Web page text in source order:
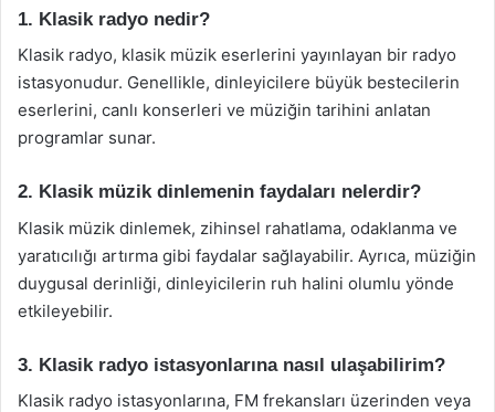
1. Klasik radyo nedir?
Klasik radyo, klasik müzik eserlerini yayınlayan bir radyo
istasyonudur. Genellikle, dinleyicilere büyük bestecilerin
eserlerini, canlı konserleri ve müziğin tarihini anlatan
programlar sunar.
2. Klasik müzik dinlemenin faydaları nelerdir?
Klasik müzik dinlemek, zihinsel rahatlama, odaklanma ve
yaratıcılığı artırma gibi faydalar sağlayabilir. Ayrıca, müziğin
duygusal derinliği, dinleyicilerin ruh halini olumlu yönde
etkileyebilir.
3. Klasik radyo istasyonlarına nasıl ulaşabilirim?
Klasik radyo istasyonlarına, FM frekansları üzerinden veya